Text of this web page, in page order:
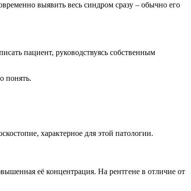
выявить весь синдром сразу – обычно его
пациент, руководствуясь собственным
понять.
характерное для этой патологии.
её концентрация. На рентгене в отличие от